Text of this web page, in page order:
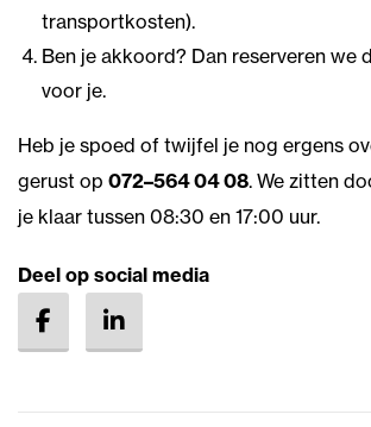
transportkosten).
Ben je akkoord? Dan reserveren we
voor je.
Heb je spoed of twijfel je nog ergens
gerust op 072–564 04 08. We zitten
je klaar tussen 08:30 en 17:00 uur.
Deel op social media